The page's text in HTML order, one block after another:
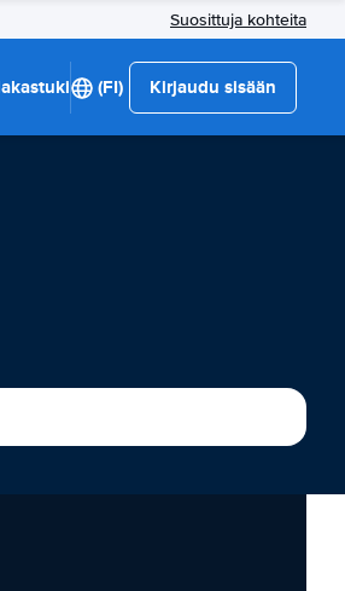
Suosittuja kohteita
(FI) Kirjaudu sisään